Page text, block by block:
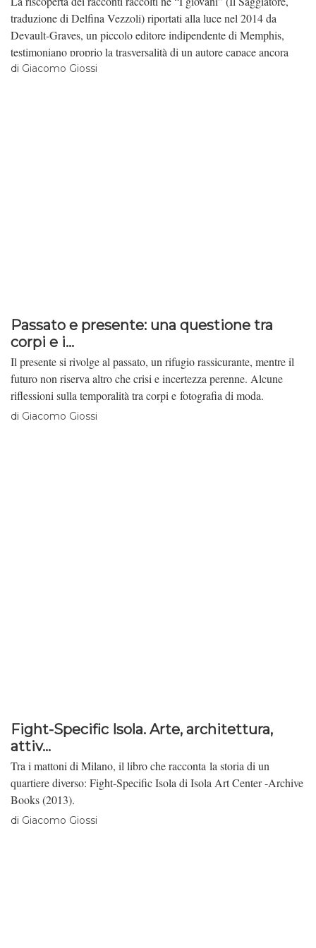
traduzione di Delfina Vezzoli) riportati alla luce nel 2014 da
Devault-Graves, un piccolo editore indipendente di Memphis,
testimoniano proprio la trasversalità di un autore capace ancora
oggi di raccontare angosce e turbamenti di un secolo di cui in
di Giacomo Giossi
Passato e presente: una questione tra
corpi e i...
Il presente si rivolge al passato, un rifugio rassicurante, mentre il
futuro non riserva altro che crisi e incertezza perenne. Alcune
riflessioni sulla temporalità tra corpi e fotografia di moda.
di Giacomo Giossi
Fight-Specific Isola. Arte, architettura,
attiv...
Tra i mattoni di Milano, il libro che racconta la storia di un
quartiere diverso: Fight-Specific Isola di Isola Art Center -Archive
Books (2013).
di Giacomo Giossi